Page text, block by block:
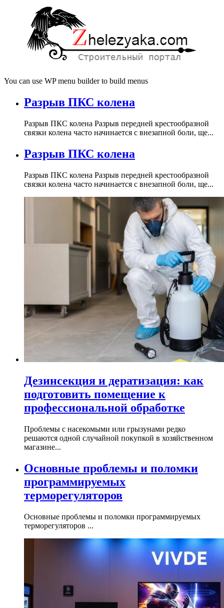
You can use WP menu builder to build menus
Разрыв ПКС колена
Разрыв ПКС колена Разрыв передней крестообразной
связки колена часто начинается с внезапной боли, ще...
Разрыв ПКС колена
Разрыв ПКС колена Разрыв передней крестообразной
связки колена часто начинается с внезапной боли, ще...
Дезинсекция и дератизация: как
подготовить помещение к
профессиональной обработке
Проблемы с насекомыми или грызунами редко
решаются одной случайной покупкой в хозяйственном
магазине...
Основные проблемы и поломки
программируемых
терморегуляторов
Основные проблемы и поломки программируемых
терморегуляторов ...